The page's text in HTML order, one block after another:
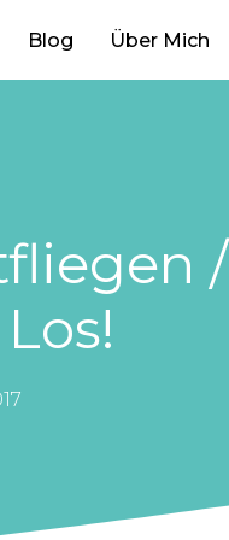
Blog Über Mich
/